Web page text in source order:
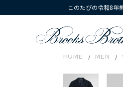
このたびの令和8年
HOME MEN